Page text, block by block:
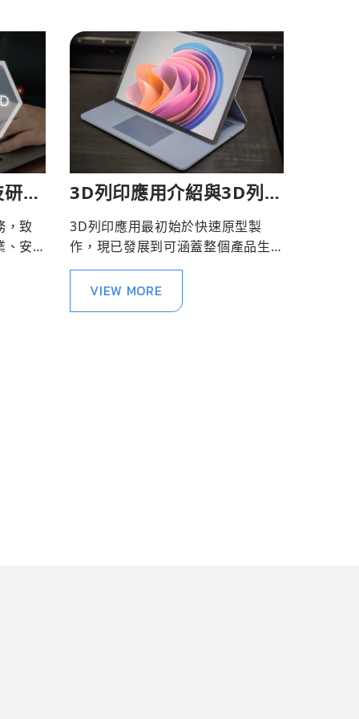
服
，致
、安
3D列印應用介紹與3D列印
技術應用
3D列印應用最初始於快速原型製
作，現已發展到可涵蓋整個產品生
命週期，凸顯了3D列印對各產業的
變革性影響。
VIEW MORE